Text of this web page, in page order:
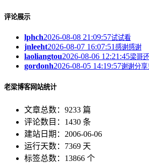
评论展示
lphch2026-08-08 21:09:57试试看
jnleeht2026-08-07 16:07:51 感谢感谢
laoliangtou2026-08-06 12:21:45梁哥
gordonh2026-08-05 14:19:57谢谢分享
老梁博客网站统计
文章总数：9233 篇
评论数目：1430 条
建站日期：2006-06-06
运行天数：7369 天
标签总数：13866 个